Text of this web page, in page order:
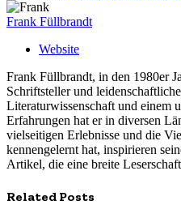
Frank Füllbrandt
Website
Frank Füllbrandt, in den 1980er
Schriftsteller und
Literaturwissenschaft und einem
Erfahrungen hat er in diversen
vielseitigen Erlebnisse und die
kennengelernt hat, inspirieren
Artikel, die eine breite
Related Posts